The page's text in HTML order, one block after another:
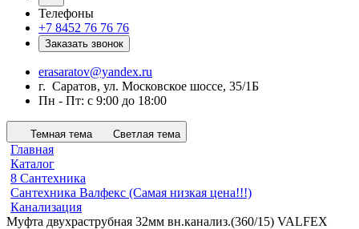
Телефоны
+7 8452 76 76 76
Заказать звонок
erasaratov@yandex.ru
г. Саратов, ул. Московское шоссе, 35/1Б
Пн - Пт: с 9:00 до 18:00
Темная тема Светлая тема
Главная
Каталог
8 Сантехника
Сантехника Валфекс (Самая низкая цена!!!)
Канализация
Муфта двухраструбная 32мм вн.канализ.(360/15) VALFEX